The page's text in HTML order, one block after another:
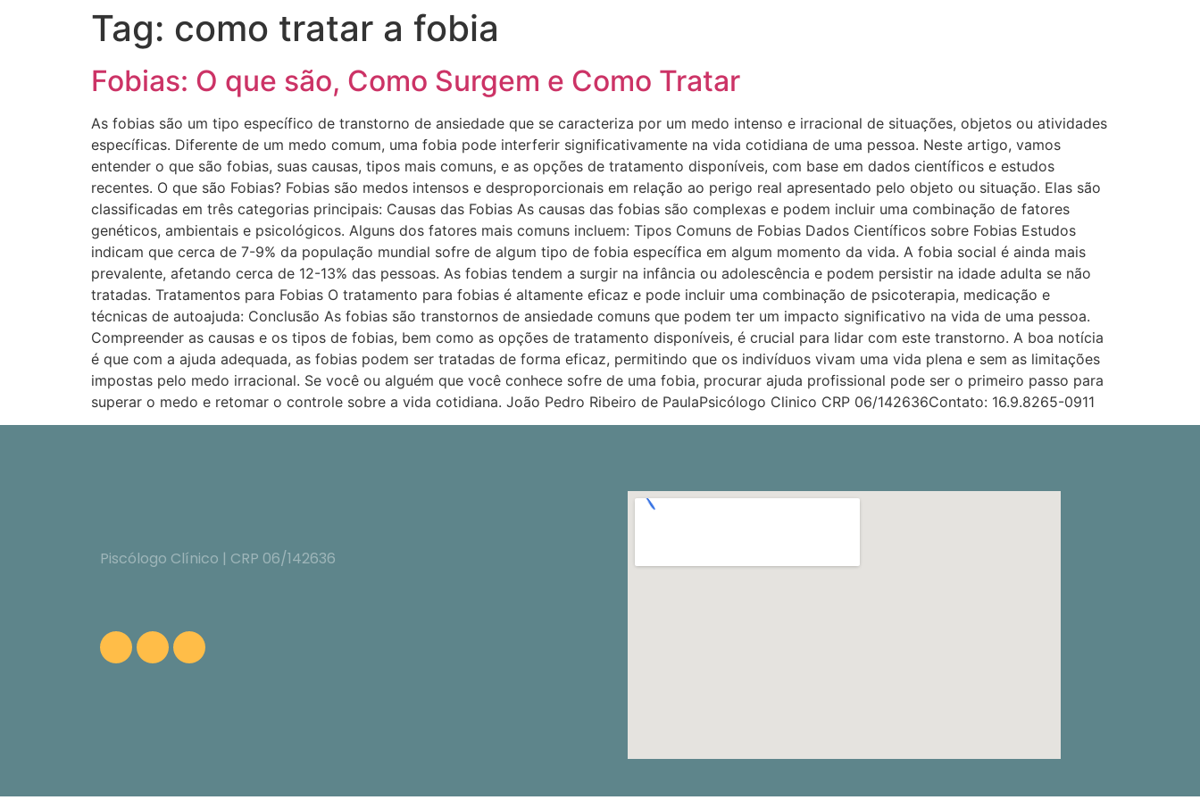
Tag: como tratar a fobia
Fobias: O que são, Como Surgem e Como Tratar
As fobias são um tipo específico de transtorno de ansiedade que se caracteriza por um medo intenso e irracional de situações, objetos ou atividades
específicas. Diferente de um medo comum, uma fobia pode interferir significativamente na vida cotidiana de uma pessoa. Neste artigo, vamos
entender o que são fobias, suas causas, tipos mais comuns, e as opções de tratamento disponíveis, com base em dados científicos e estudos
recentes. O que são Fobias? Fobias são medos intensos e desproporcionais em relação ao perigo real apresentado pelo objeto ou situação. Elas são
classificadas em três categorias principais: Causas das Fobias As causas das fobias são complexas e podem incluir uma combinação de fatores
genéticos, ambientais e psicológicos. Alguns dos fatores mais comuns incluem: Tipos Comuns de Fobias Dados Científicos sobre Fobias Estudos
indicam que cerca de 7-9% da população mundial sofre de algum tipo de fobia específica em algum momento da vida. A fobia social é ainda mais
prevalente, afetando cerca de 12-13% das pessoas. As fobias tendem a surgir na infância ou adolescência e podem persistir na idade adulta se não
tratadas. Tratamentos para Fobias O tratamento para fobias é altamente eficaz e pode incluir uma combinação de psicoterapia, medicação e
técnicas de autoajuda: Conclusão As fobias são transtornos de ansiedade comuns que podem ter um impacto significativo na vida de uma pessoa.
Compreender as causas e os tipos de fobias, bem como as opções de tratamento disponíveis, é crucial para lidar com este transtorno. A boa notícia
é que com a ajuda adequada, as fobias podem ser tratadas de forma eficaz, permitindo que os indivíduos vivam uma vida plena e sem as limitações
impostas pelo medo irracional. Se você ou alguém que você conhece sofre de uma fobia, procurar ajuda profissional pode ser o primeiro passo para
superar o medo e retomar o controle sobre a vida cotidiana. João Pedro Ribeiro de PaulaPsicólogo Clinico CRP 06/142636Contato: 16.9.8265-0911
Piscólogo Clínico | CRP 06/142636